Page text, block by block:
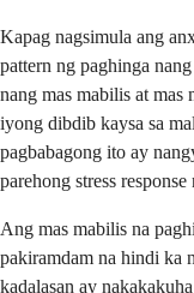
Kapag nagsimula ang
pattern ng paghinga
nang mas mabilis at mas
iyong dibdib kaysa sa
pagbabagong ito ay
parehong stress
Ang mas mabilis na
pakiramdam na hindi ka
kadalasan ay